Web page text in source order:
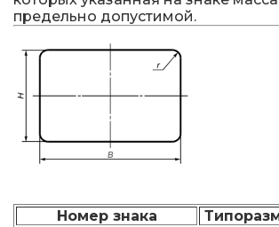
предельно допустимой.
Номер знака